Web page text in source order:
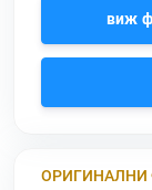
виж
ОРИГИНАЛНИ